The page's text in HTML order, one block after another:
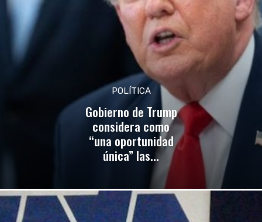
POLÍTICA
Gobierno de Trump
considera como
“una oportunidad
única” las...